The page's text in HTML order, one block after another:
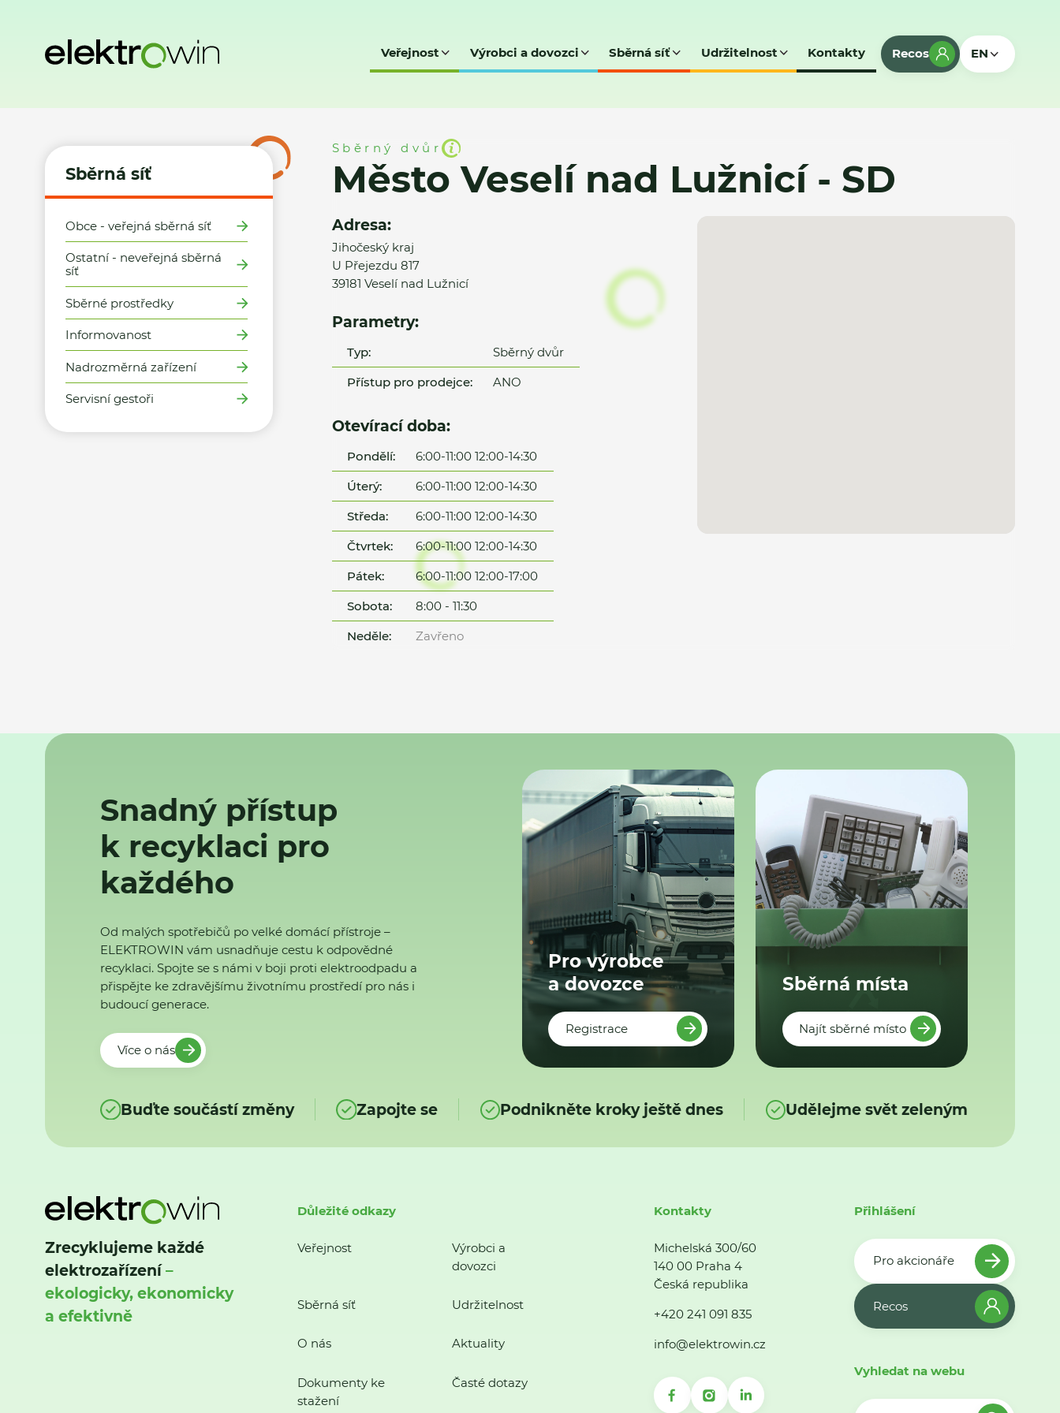
Veřejnost Výrobci a dovozci Sběrná síť Udržitelnost Kontakty Recos EN
Sběrná síť
Obce - veřejná sběrná síť
Ostatní - neveřejná sběrná
síť
Sběrné prostředky
Informovanost
Nadrozměrná zařízení
Servisní gestoři
Sběrný dvůr
Město Veselí nad Lužnicí - SD
Adresa:
Jihočeský kraj
U Přejezdu 817
39181 Veselí nad Lužnicí
Parametry:
Typ:
Sběrný dvůr
Přístup pro prodejce:
ANO
Otevírací doba:
Pondělí:
6:00-11:00 12:00-14:30
Úterý:
6:00-11:00 12:00-14:30
Středa:
6:00-11:00 12:00-14:30
Čtvrtek:
6:00-11:00 12:00-14:30
Pátek:
6:00-11:00 12:00-17:00
Sobota:
8:00 - 11:30
Neděle:
Zavřeno
Snadný přístup
k recyklaci pro
každého
Od malých spotřebičů po velké domácí přístroje –
ELEKTROWIN vám usnadňuje cestu k odpovědné
recyklaci. Spojte se s námi v boji proti elektroodpadu a
přispějte ke zdravějšímu životnímu prostředí pro nás i
budoucí generace.
Více o nás
Pro výrobce
a dovozce
Registrace
Sběrná místa
Najít sběrné místo
Buďte součástí změny Zapojte se Podnikněte kroky ještě dnes Udělejme svět zeleným
Zrecyklujeme každé
elektrozařízení–
ekologicky, ekonomicky
a efektivně
Důležité odkazy
Veřejnost
Výrobci a
dovozci
Sběrná síť Udržitelnost
O nás Aktuality
Dokumenty ke
stažení
Časté dotazy
Kontakty
Michelská 300/60
140 00 Praha 4
Česká republika
+420 241 091 835
info@elektrowin.cz
Přihlášení
Pro akcionáře
Recos
Vyhledat na webu